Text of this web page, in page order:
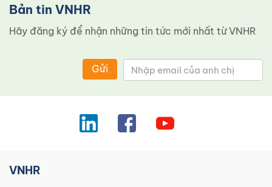
Bản tin VNHR
Hãy đăng ký để nhận những tin tức mới nhất từ ​​VNHR
Gửi
VNHR